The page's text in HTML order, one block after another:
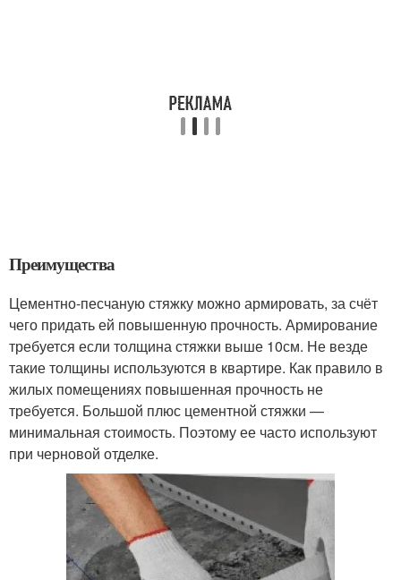
Преимущества
Цементно-песчаную стяжку можно армировать, за счёт
чего придать ей повышенную прочность. Армирование
требуется если толщина стяжки выше 10см. Не везде
такие толщины используются в квартире. Как правило в
жилых помещениях повышенная прочность не
требуется. Большой плюс цементной стяжки —
минимальная стоимость. Поэтому ее часто используют
при черновой отделке.